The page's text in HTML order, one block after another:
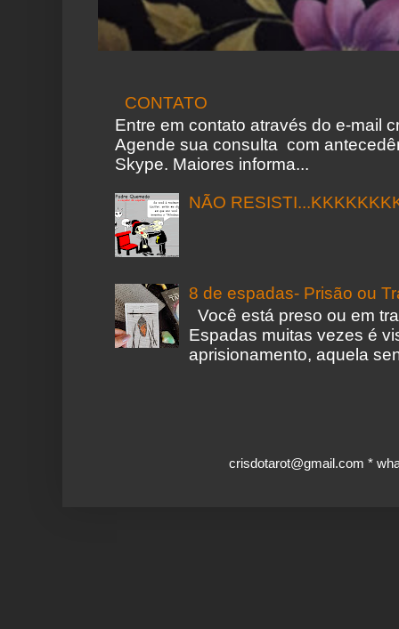
CONTATO
Entre em contato através do e-mail
Agende sua consulta com
Skype. Maiores informa...
NÃO
8 de espadas- Prisão ou
Você está preso ou em
Espadas muitas vezes é
aprisionamento, aquela
crisdotarot@gmail.com *